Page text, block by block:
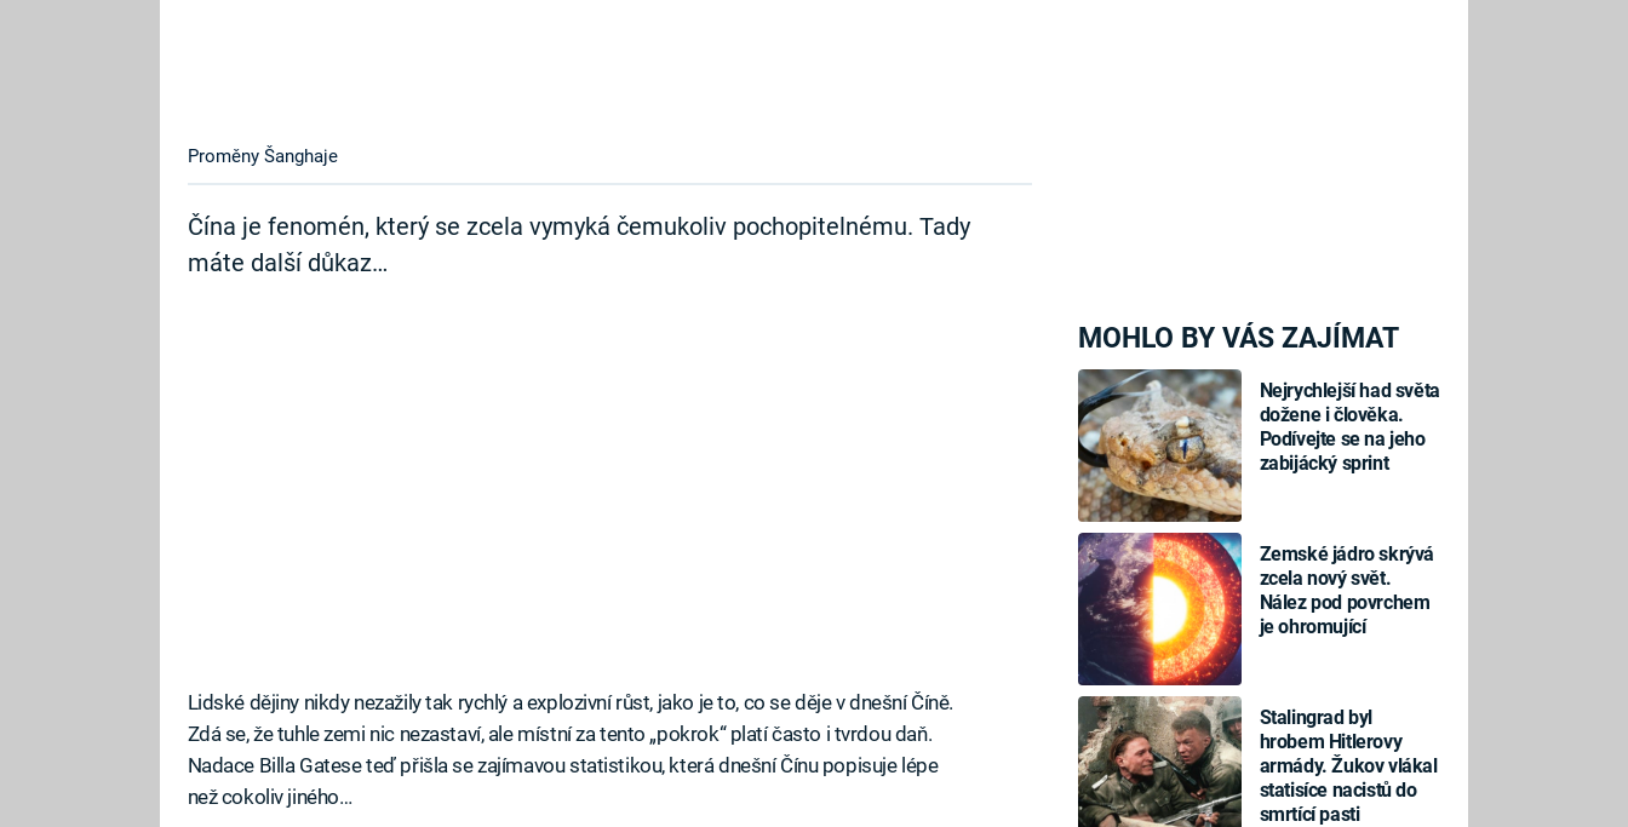
MOHLO BY VÁS ZAJÍMAT
Nejrychlejší had světa
dožene i člověka.
Podívejte se na jeho
zabijácký sprint
Zemské jádro skrývá
zcela nový svět.
Nález pod povrchem
je ohromující
Stalingrad byl
hrobem Hitlerovy
armády. Žukov vlákal
statisíce nacistů do
smrtící pasti
Proměny Šanghaje
Čína je fenomén, který se zcela vymyká čemukoliv pochopitelnému. Tady
máte další důkaz…
Lidské dějiny nikdy nezažily tak rychlý a explozivní růst, jako je to, co se děje v dnešní Číně.
Zdá se, že tuhle zemi nic nezastaví, ale místní za tento „pokrok“ platí často i tvrdou daň.
Nadace Billa Gatese teď přišla se zajímavou statistikou, která dnešní Čínu popisuje lépe
než cokoliv jiného…